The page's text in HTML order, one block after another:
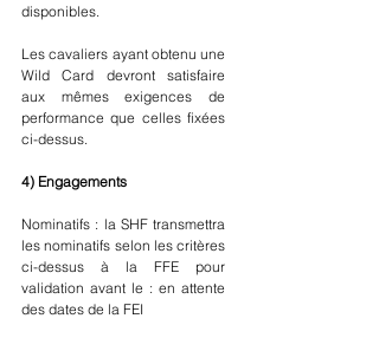
disponibles.
Les cavaliers ayant obtenu une
Wild Card devront satisfaire
aux mêmes exigences de
performance que celles fixées
ci-dessus.
4) Engagements
Nominatifs : la SHF transmettra
les nominatifs selon les critères
ci-dessus à la FFE pour
validation avant le : en attente
des dates de la FEI